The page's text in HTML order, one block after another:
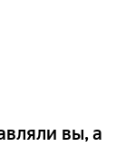
вы, а